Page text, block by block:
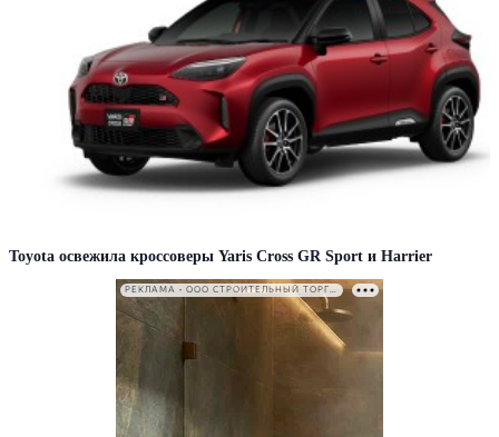
Toyota освежила кроссоверы Yaris Cross GR Sport и Harrier
РЕКЛАМА • ООО СТРОИТЕЛЬНЫЙ ТОРГОВЫЙ ДОМ «ПЕТРОВИЧ». ИНН: 7802348846